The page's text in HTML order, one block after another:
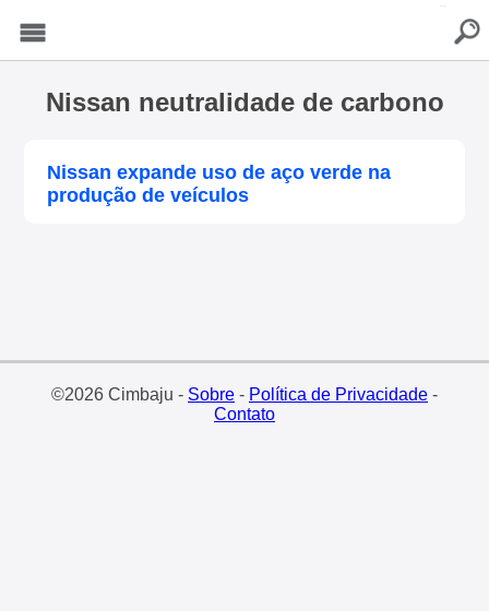
Nissan neutralidade de carbono
Nissan expande uso de aço verde na
produção de veículos
©2026 Cimbaju - Sobre- Política de Privacidade-
Contato